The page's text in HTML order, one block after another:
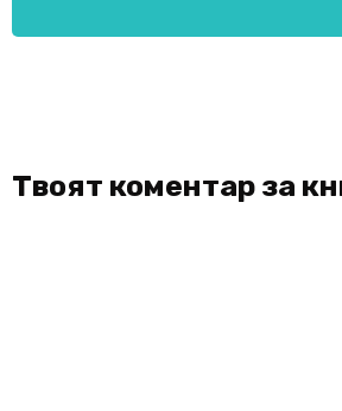
Твоят коментар за